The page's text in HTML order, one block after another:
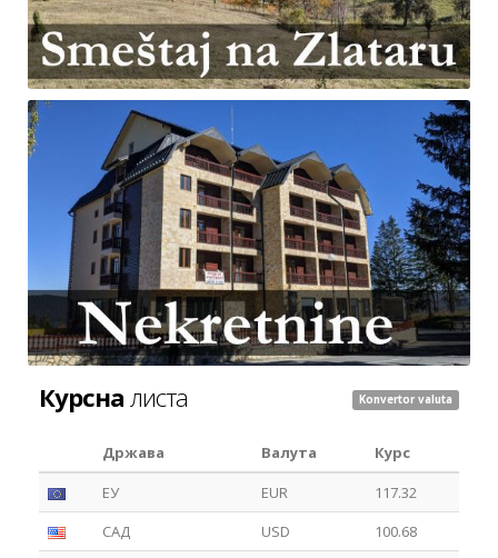
Курсна листа Konvertor valuta
Држава Валута
Курс
ЕУ
EUR
117.32
САД
USD
100.68